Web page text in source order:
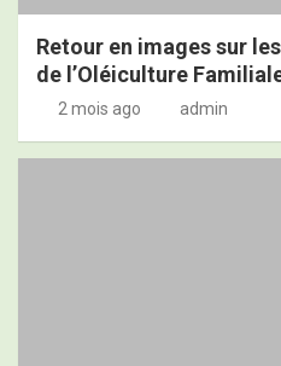
Retour en images sur
de l’Oléiculture
2 mois ago admin